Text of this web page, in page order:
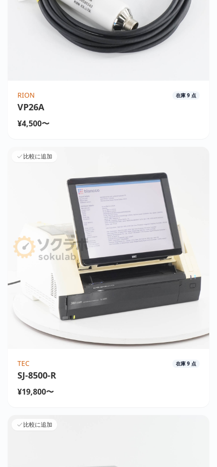
RION 在庫 9 点
VP26A
¥4,500〜
比較に追加
TEC 在庫 9 点
SJ-8500-R
¥19,800〜
比較に追加